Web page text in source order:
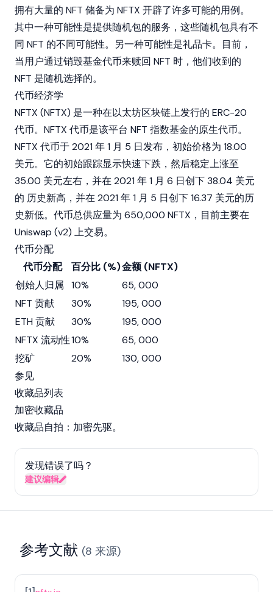
拥有大量的 NFT 储备为 NFTX 开辟了许多可能的用例。
其中一种可能性是提供随机包的服务，这些随机包具有不
同 NFT 的不同可能性。另一种可能性是礼品卡。目前，
当用户通过销毁基金代币来赎回 NFT 时，他们收到的
NFT 是随机选择的。
代币经济学
NFTX (NFTX) 是一种在以太坊区块链上发行的 ERC-20
代币。NFTX 代币是该平台 NFT 指数基金的原生代币。
NFTX 代币于 2021 年 1 月 5 日发布，初始价格为 18.00
美元。它的初始跟踪显示快速下跌，然后稳定上涨至
35.00 美元左右，并在 2021 年 1 月 6 日创下 38.04 美元
的 历史新高 ，并在 2021 年 1 月 5 日创下 16.37 美元的历
史新低。代币总供应量为 650,000 NFTX，目前主要在
Uniswap (v2) 上交易。
代币分配
代币分配
百分比 (%)金额 (NFTX)
创始人归属
10%
65, 000
NFT 贡献
30%
195, 000
ETH 贡献
30%
195, 000
NFTX 流动性10%
65, 000
挖矿
20%
130, 000
参见
收藏品列表
加密收藏品
收藏品自拍：加密先驱。
发现错误了吗？
建议编辑
参考文献 (8 来源)